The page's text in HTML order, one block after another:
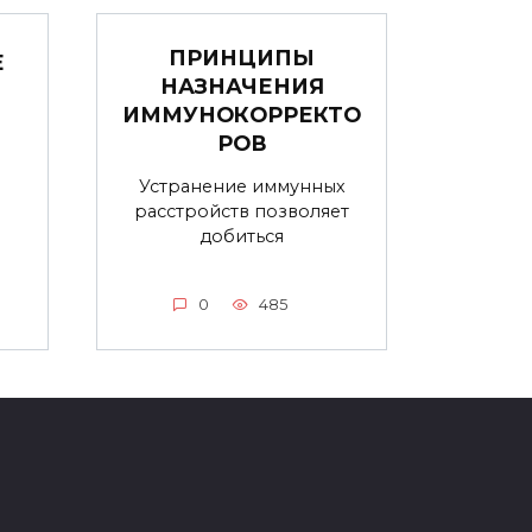
ПРИНЦИПЫ
НАЗНАЧЕНИЯ
ИММУНОКОРРЕКТО
РОВ
Устранение иммунных
расстройств позволяет
добиться
0 485